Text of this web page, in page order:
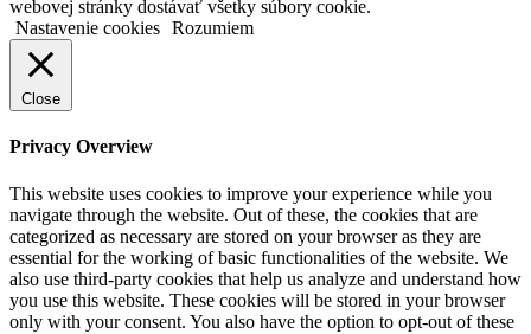
webovej stránky dostávať všetky súbory cookie.
Nastavenie cookies Rozumiem
Close
Privacy Overview
This website uses cookies to improve your experience while you
navigate through the website. Out of these, the cookies that are
categorized as necessary are stored on your browser as they are
essential for the working of basic functionalities of the website. We
also use third-party cookies that help us analyze and understand how
you use this website. These cookies will be stored in your browser
only with your consent. You also have the option to opt-out of these